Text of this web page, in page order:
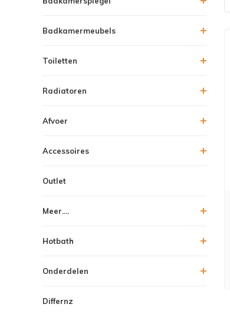
Badkamermeubels
Toiletten
Radiatoren
Afvoer
Accessoires
Outlet
Meer....
Hotbath
Onderdelen
Differnz